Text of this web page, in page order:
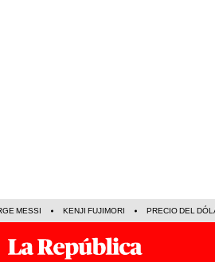
MESSI KENJI FUJIMORI PRECIO DEL